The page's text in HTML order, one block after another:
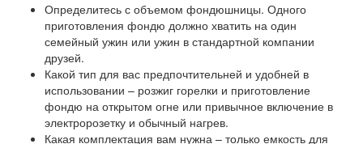
Определитесь с объемом фондюшницы. Одного
приготовления фондю должно хватить на один
семейный ужин или ужин в стандартной компании
друзей.
Какой тип для вас предпочтительней и удобней в
использовании – розжиг горелки и приготовление
фондю на открытом огне или привычное включение в
электророзетку и обычный нагрев.
Какая комплектация вам нужна – только емкость для